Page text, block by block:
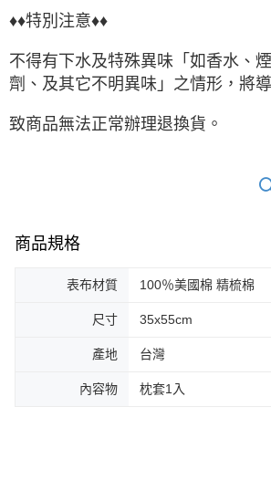
♦♦特別注意♦♦
不得有下水及特殊異味「如香水、
劑、及其它不明異味」之情形，將導
致商品無法正常辦理退換貨。
商品規格
表布材質 100％美國棉 精梳棉
尺寸 35x55cm
產地 台灣
內容物 枕套1入